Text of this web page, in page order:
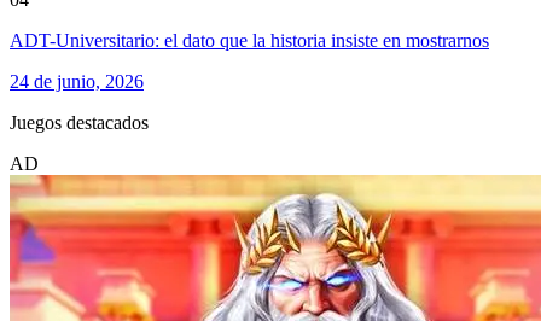
ADT-Universitario: el dato que la historia insiste en mostrarnos
24 de junio, 2026
Juegos destacados
AD